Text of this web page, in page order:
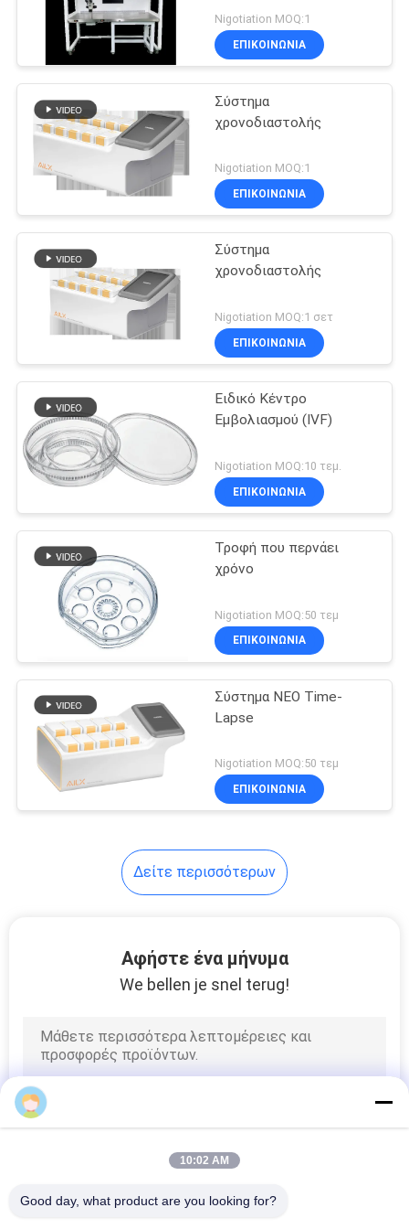
ΑΠΌΣΠΑΣΜΑ
SITEMAP
PRIVACY
POLICY
Αυτόματος
Αναλυτής
Βιοχημείας
15
Σετ Ωρίμανσης
Σπέρματος
Τεχνική συσκευή
σπερματοζωαρίων
AMH CLIA Kit
Δημιουργική
Σετ
Κυτταρομετρίας
Nigotiation MOQ:1
ΕΠΙΚΟΙΝΩΝΊΑ
Σύστημα
χρονοδιαστολής
Nigotiation MOQ:1
ΕΠΙΚΟΙΝΩΝΊΑ
Σύστημα
χρονοδιαστολής
Nigotiation MOQ:1 σετ
ΕΠΙΚΟΙΝΩΝΊΑ
Ειδικό Κέντρο
Εμβολιασμού (IVF)
Nigotiation MOQ:10 τεμ.
ΕΠΙΚΟΙΝΩΝΊΑ
Τροφή που περνάει
χρόνο
Nigotiation MOQ:50 τεμ
ΕΠΙΚΟΙΝΩΝΊΑ
Σύστημα NEO Time-
Lapse
Nigotiation MOQ:50 τεμ
ΕΠΙΚΟΙΝΩΝΊΑ
Δείτε περισσότερων
Αφήστε ένα μήνυμα
We bellen je snel terug!
10:02 AM
Good day, what product are you looking for?